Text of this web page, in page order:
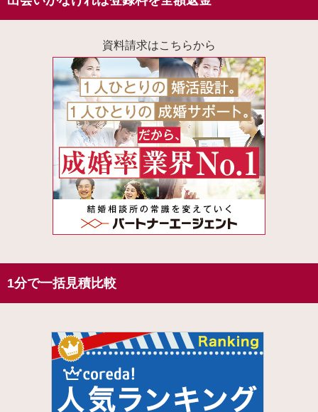
資料請求はこちらから
1分で一括見積比較